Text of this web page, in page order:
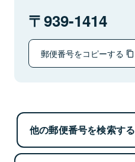
939-1414
郵便番号をコピーする
他の郵便番号を検索する